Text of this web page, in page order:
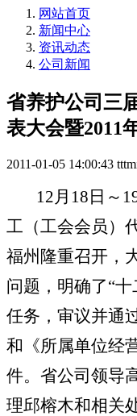
网站首页
新闻中心
资讯动态
公司新闻
省养护公司三
表大会暨2011
2011-01-05 14:00:43
12月 18 日～
工（工会会员）
福州隆重召开，
问题，明确了“
任务， 审议并通
和《所属单位经
件。省公司领导
理邱榕木和相关